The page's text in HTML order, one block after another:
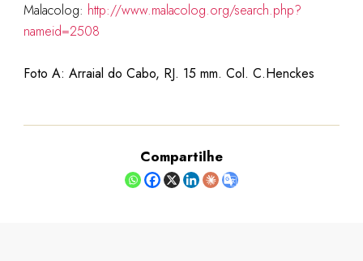
Malacolog: http://www.malacolog.org/search.php?
nameid=2508
Foto A: Arraial do Cabo, RJ. 15 mm. Col. C.Henckes
Compartilhe